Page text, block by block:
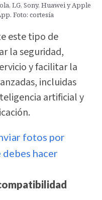
LG, Sony, Huawei y Apple
Foto: cortesía
este tipo de
la seguridad,
y facilitar la
incluidas
artificial y
fotos por
debes hacer